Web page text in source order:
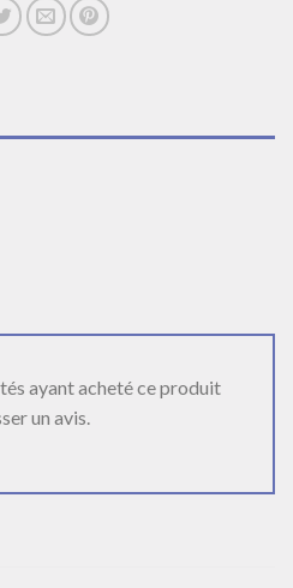
ayant acheté ce produit
un avis.